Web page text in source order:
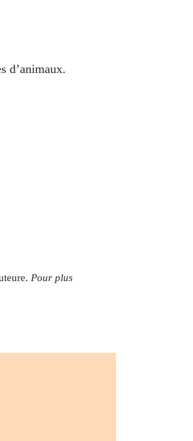
d’animaux.
Pour plus